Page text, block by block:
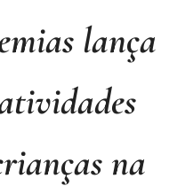
lança
na